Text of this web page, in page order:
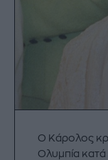
Ο Κάρολος
Ολυμπία κατά